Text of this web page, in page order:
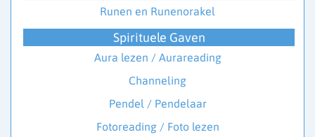
Runen en Runenorakel
Spirituele Gaven
Aura lezen / Aurareading
Channeling
Pendel / Pendelaar
Fotoreading / Foto lezen